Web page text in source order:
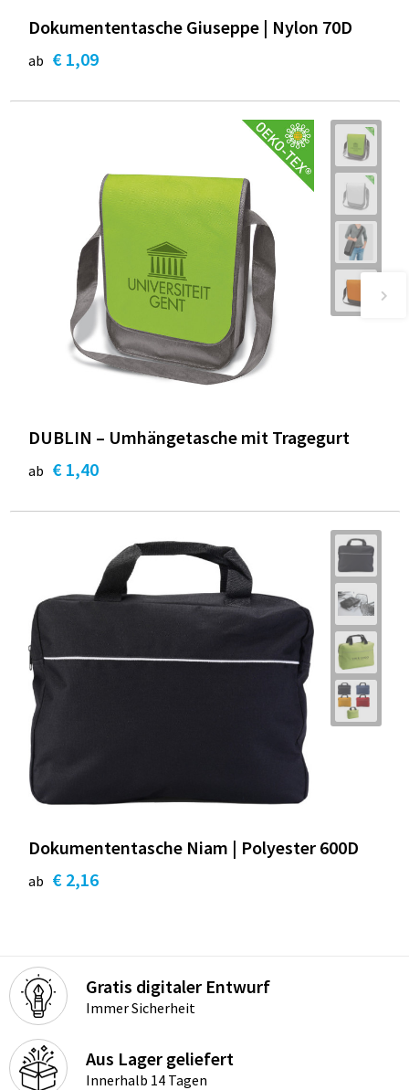
Dokumententasche Giuseppe | Nylon 70D
ab € 1,09
DUBLIN – Umhängetasche mit Tragegurt
ab € 1,40
Dokumententasche Niam | Polyester 600D
ab € 2,16
Gratis digitaler Entwurf
Immer Sicherheit
Aus Lager geliefert
Innerhalb 14 Tagen